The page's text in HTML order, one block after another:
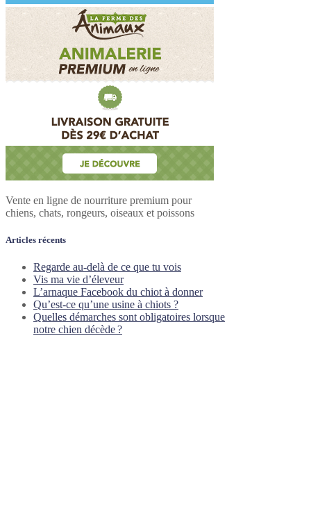
Vente en ligne de nourriture premium pour
chiens, chats, rongeurs, oiseaux et poissons
Articles récents
Regarde au-delà de ce que tu vois
Vis ma vie d’éleveur
L’arnaque Facebook du chiot à donner
Qu’est-ce qu’une usine à chiots ?
Quelles démarches sont obligatoires lorsque
notre chien décède ?